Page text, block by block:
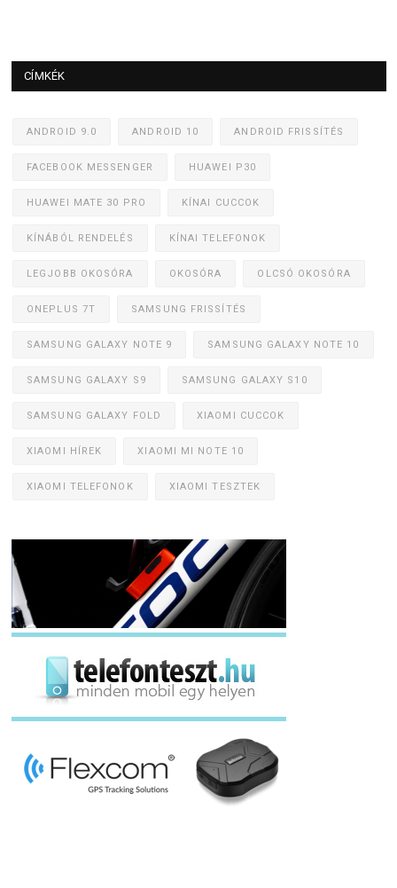
CÍMKÉK
ANDROID 9.0 ANDROID 10 ANDROID FRISSÍTÉS
FACEBOOK MESSENGER HUAWEI P30
HUAWEI MATE 30 PRO KÍNAI CUCCOK
KÍNÁBÓL RENDELÉS KÍNAI TELEFONOK
LEGJOBB OKOSÓRA OKOSÓRA OLCSÓ OKOSÓRA
ONEPLUS 7T SAMSUNG FRISSÍTÉS
SAMSUNG GALAXY NOTE 9 SAMSUNG GALAXY NOTE 10
SAMSUNG GALAXY S9 SAMSUNG GALAXY S10
SAMSUNG GALAXY FOLD XIAOMI CUCCOK
XIAOMI HÍREK XIAOMI MI NOTE 10
XIAOMI TELEFONOK XIAOMI TESZTEK